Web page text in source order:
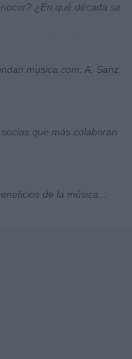
¿En qué década se
musica.com: A. Sanz,
que más colaboran
de la música...